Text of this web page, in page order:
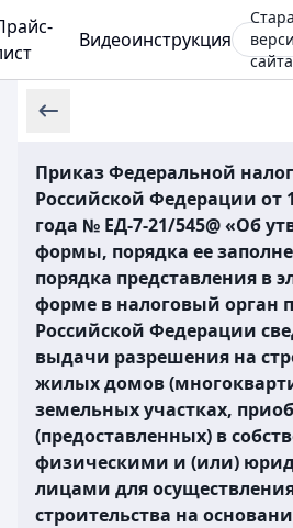
Видеоинструкция
сайта
Приказ Федеральной
Российской Федерации от
года № ЕД-7-21/545@ «Об
формы, порядка ее
порядка представления в
форме в налоговый орган
Российской Федерации
выдачи разрешения на
жилых домов
земельных участках,
(предоставленных) в
физическими и (или)
лицами для
строительства на